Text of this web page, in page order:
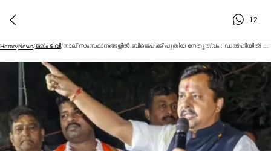
12
Home/News/ജനം ടിവി/